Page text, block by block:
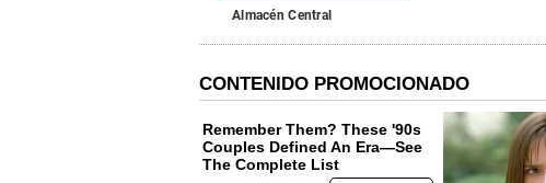
Almacén Central